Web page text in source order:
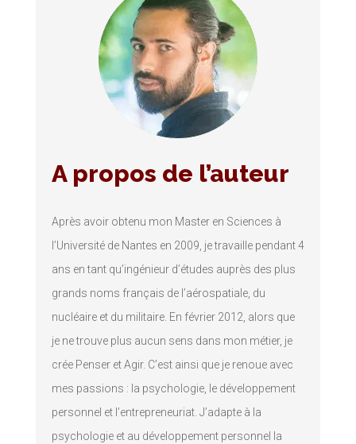
A propos de l’auteur
Après avoir obtenu mon Master en Sciences à
l’Université de Nantes en 2009, je travaille pendant 4
ans en tant qu’ingénieur d’études auprès des plus
grands noms français de l’aérospatiale, du
nucléaire et du militaire. En février 2012, alors que
je ne trouve plus aucun sens dans mon métier, je
crée Penser et Agir. C’est ainsi que je renoue avec
mes passions : la psychologie, le développement
personnel et l’entrepreneuriat. J’adapte à la
psychologie et au développement personnel la